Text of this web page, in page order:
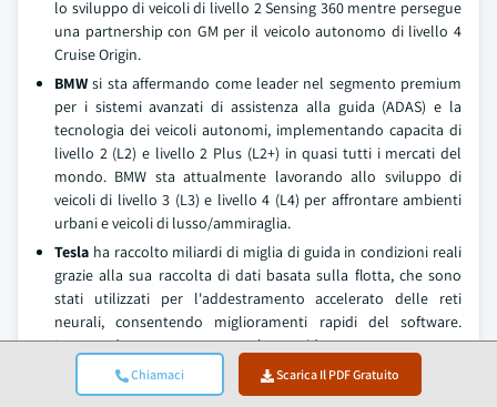
Chiamaci Scarica Il PDF Gratuito
lo sviluppo di veicoli di livello 2 Sensing 360 mentre persegue
una partnership con GM per il veicolo autonomo di livello 4
Cruise Origin.
BMW si sta affermando come leader nel segmento premium
per i sistemi avanzati di assistenza alla guida (ADAS) e la
tecnologia dei veicoli autonomi, implementando capacita di
livello 2 (L2) e livello 2 Plus (L2+) in quasi tutti i mercati del
mondo. BMW sta attualmente lavorando allo sviluppo di
veicoli di livello 3 (L3) e livello 4 (L4) per affrontare ambienti
urbani e veicoli di lusso/ammiraglia.
Tesla ha raccolto miliardi di miglia di guida in condizioni reali
grazie alla sua raccolta di dati basata sulla flotta, che sono
stati utilizzati per l'addestramento accelerato delle reti
neurali, consentendo miglioramenti rapidi del software.
Integrando strettamente la guida autonoma con
l'architettura dei veicoli elettrici e eseguendo aggiornamenti
software over-the-air senza soluzione di continuita, Tesla